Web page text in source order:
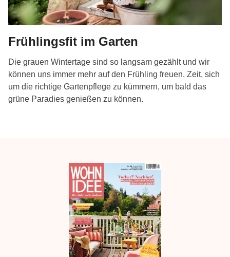
Frühlingsfit im Garten
Die grauen Wintertage sind so langsam gezählt und wir
können uns immer mehr auf den Frühling freuen. Zeit, sich
um die richtige Gartenpflege zu kümmern, um bald das
grüne Paradies genießen zu können.